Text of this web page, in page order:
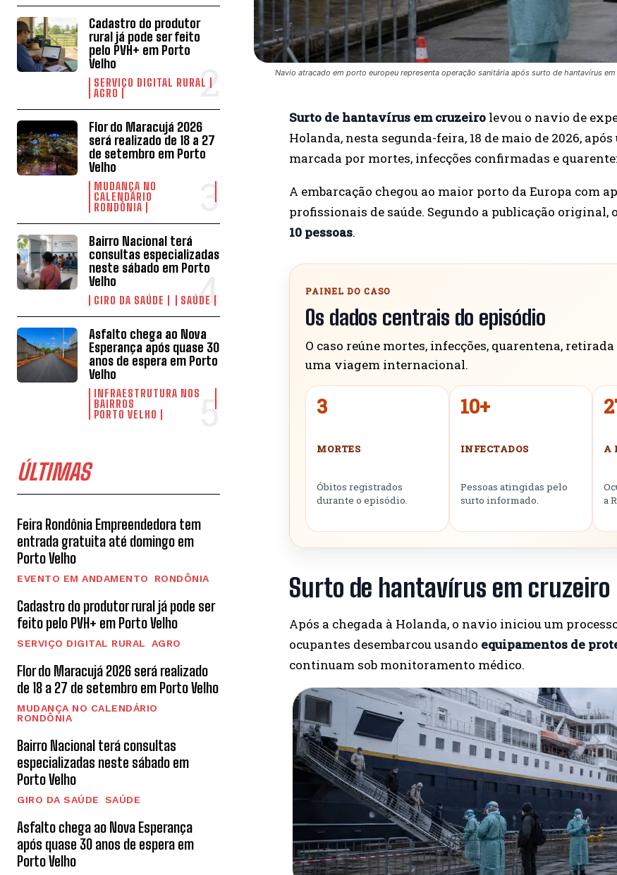
Cadastro do produtor
rural já pode ser feito
pelo PVH+ em Porto
Velho
SERVIÇO DIGITAL RURAL
AGRO
Flor do Maracujá 2026
será realizado de 18 a 27
de setembro em Porto
Velho
MUDANÇA NO
CALENDÁRIO
RONDÔNIA
Bairro Nacional terá
consultas especializadas
neste sábado em Porto
Velho
GIRO DA SAÚDE SAÚDE
Asfalto chega ao Nova
Esperança após quase 30
anos de espera em Porto
Velho
INFRAESTRUTURA NOS
BAIRROS
PORTO VELHO
ÚLTIMAS
Feira Rondônia Empreendedora tem
entrada gratuita até domingo em
Porto Velho
EVENTO EM ANDAMENTO RONDÔNIA
Cadastro do produtor rural já pode ser
feito pelo PVH+ em Porto Velho
SERVIÇO DIGITAL RURAL AGRO
Flor do Maracujá 2026 será realizado
de 18 a 27 de setembro em Porto Velho
MUDANÇA NO CALENDÁRIO
RONDÔNIA
Bairro Nacional terá consultas
especializadas neste sábado em
Porto Velho
GIRO DA SAÚDE SAÚDE
Asfalto chega ao Nova Esperança
após quase 30 anos de espera em
Porto Velho
Navio atracado em porto europeu representa operação sanitária após surto de hantavírus
Surto de hantavírus em cruzeiro levou o navio de
Holanda, nesta segunda-feira, 18 de maio de 2026,
marcada por mortes, infecções confirmadas e
A embarcação chegou ao maior porto da Europa com
profissionais de saúde. Segundo a publicação original,
10 pessoas.
PAINEL DO CASO
Os dados centrais do episódio
O caso reúne mortes, infecções, quarentena,
uma viagem internacional.
3
MORTES
Óbitos registrados
durante o episódio.
10+
INFECTADOS
Pessoas atingidas pelo
surto informado.
A
a
Surto de hantavírus em
Após a chegada à Holanda, o navio iniciou um
ocupantes desembarcou usando equipamentos de
continuam sob monitoramento médico.